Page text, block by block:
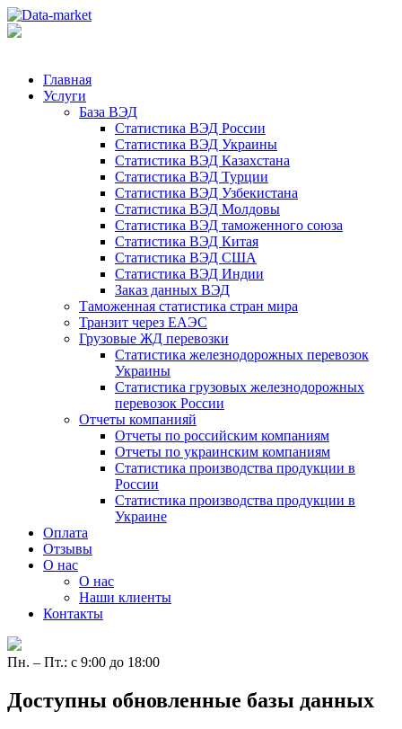
Главная
Услуги
База ВЭД
Статистика ВЭД России
Статистика ВЭД Украины
Статистика ВЭД Казахстана
Статистика ВЭД Турции
Статистика ВЭД Узбекистана
Статистика ВЭД Молдовы
Статистика ВЭД таможенного союза
Статистика ВЭД Китая
Статистика ВЭД США
Статистика ВЭД Индии
Заказ данных ВЭД
Таможенная статистика стран мира
Транзит через ЕАЭС
Грузовые ЖД перевозки
Статистика железнодорожных перевозок
Украины
Статистика грузовых железнодорожных
перевозок России
Отчеты компанияй
Отчеты по российским компаниям
Отчеты по украинским компаниям
Статистика производства продукции в
России
Статистика производства продукции в
Украине
Оплата
Отзывы
О нас
О нас
Наши клиенты
Контакты
Пн. – Пт.: с 9:00 до 18:00
Доступны обновленные базы данных